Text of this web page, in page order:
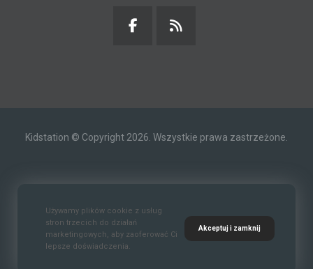
Kidstation © Copyright 2026. Wszystkie prawa zastrzeżone.
Używamy plików cookie z usług
stron trzecich do działań
marketingowych, aby zaoferować Ci
lepsze doświadczenia.
Akceptuj i zamknij